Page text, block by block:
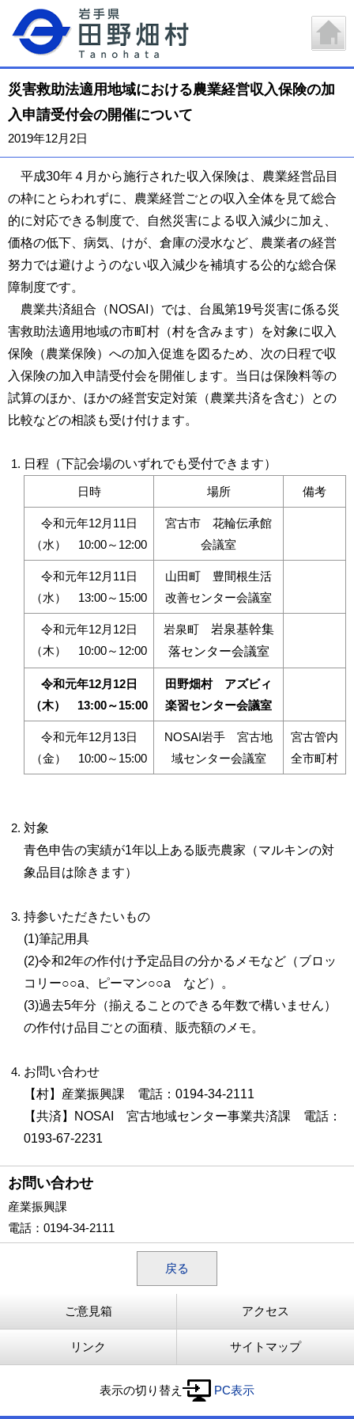
災害救助法適用地域における農業経営収入保険の加
入申請受付会の開催について
2019年12月2日
平成30年４月から施行された収入保険は、農業経営品目
の枠にとらわれずに、農業経営ごとの収入全体を見て総合
的に対応できる制度で、自然災害による収入減少に加え、
価格の低下、病気、けが、倉庫の浸水など、農業者の経営
努力では避けようのない収入減少を補填する公的な総合保
障制度です。
農業共済組合（NOSAI）では、台風第19号災害に係る災
害救助法適用地域の市町村（村を含みます）を対象に収入
保険（農業保険）への加入促進を図るため、次の日程で収
入保険の加入申請受付会を開催します。当日は保険料等の
試算のほか、ほかの経営安定対策（農業共済を含む）との
比較などの相談も受け付けます。
日程（下記会場のいずれでも受付できます）
日時 場所 備考
令和元年12月11日
（水） 10:00～12:00
宮古市 花輪伝承館
会議室
令和元年12月11日
（水） 13:00～15:00
山田町 豊間根生活
改善センター会議室
令和元年12月12日
（木） 10:00～12:00
岩泉町 岩泉基幹集
落センター会議室
令和元年12月12日
（木） 13:00～15:00
田野畑村 アズビィ
楽習センター会議室
令和元年12月13日
（金） 10:00～15:00
NOSAI岩手 宮古地
域センター会議室
宮古管内
全市町村
対象
青色申告の実績が1年以上ある販売農家（マルキンの対
象品目は除きます）
持参いただきたいもの
(1)筆記用具
(2)令和2年の作付け予定品目の分かるメモなど（ブロッ
コリー○○a、ピーマン○○a など）。
(3)過去5年分（揃えることのできる年数で構いません）
の作付け品目ごとの面積、販売額のメモ。
お問い合わせ
【村】産業振興課 電話：0194-34-2111
【共済】NOSAI 宮古地域センター事業共済課 電話：
0193-67-2231
お問い合わせ
産業振興課
電話 ：0194-34-2111
戻る
ご意見箱 アクセス
リンク サイトマップ
表示の切り替え PC表示